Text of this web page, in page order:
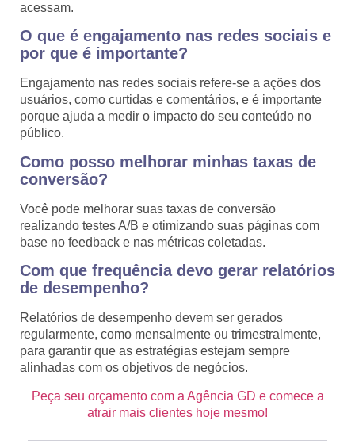
acessam.
O que é engajamento nas redes sociais e
por que é importante?
Engajamento nas redes sociais refere-se a ações dos
usuários, como curtidas e comentários, e é importante
porque ajuda a medir o impacto do seu conteúdo no
público.
Como posso melhorar minhas taxas de
conversão?
Você pode melhorar suas taxas de conversão
realizando testes A/B e otimizando suas páginas com
base no feedback e nas métricas coletadas.
Com que frequência devo gerar relatórios
de desempenho?
Relatórios de desempenho devem ser gerados
regularmente, como mensalmente ou trimestralmente,
para garantir que as estratégias estejam sempre
alinhadas com os objetivos de negócios.
Peça seu orçamento com a Agência GD e comece a
atrair mais clientes hoje mesmo!